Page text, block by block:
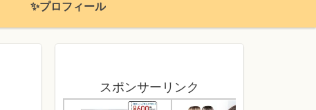
✨プロフィール
スポンサーリンク